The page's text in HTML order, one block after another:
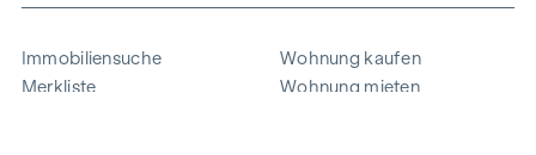
Immobiliensuche
Merkliste
Wohnung kaufen
Wohnung mieten